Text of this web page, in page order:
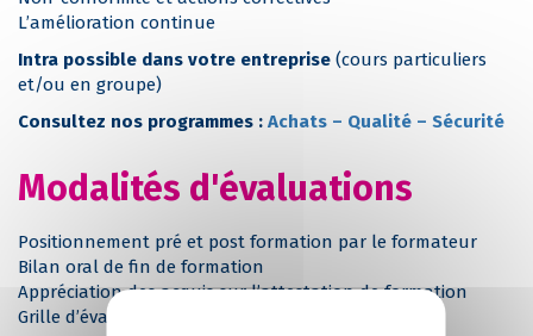
L’amélioration continue
Intra possible dans votre entreprise (cours particuliers
et/ou en groupe)
Consultez nos programmes : Achats – Qualité – Sécurité
Modalités d'évaluations
Positionnement pré et post formation par le formateur
Bilan oral de fin de formation
Appréciation des acquis sur l’attestation de formation
Grille d’évaluation individuelle de fin de formation